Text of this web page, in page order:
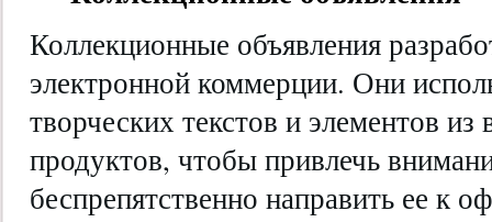
Коллекционные объявления
электронной коммерции. Они
творческих текстов и элементов из
продуктов, чтобы привлечь
беспрепятственно направить ее к